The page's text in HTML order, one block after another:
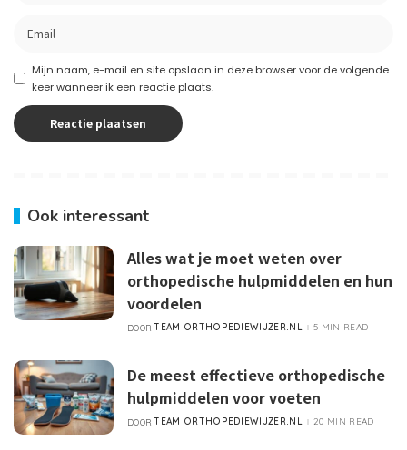
Mijn naam, e-mail en site opslaan in deze browser voor de volgende
keer wanneer ik een reactie plaats.
Ook interessant
Alles wat je moet weten over
orthopedische hulpmiddelen en hun
voordelen
POSTED
DOOR TEAM ORTHOPEDIEWIJZER.NL 5 MIN READ
De meest effectieve orthopedische
hulpmiddelen voor voeten
POSTED
DOOR TEAM ORTHOPEDIEWIJZER.NL 20 MIN READ